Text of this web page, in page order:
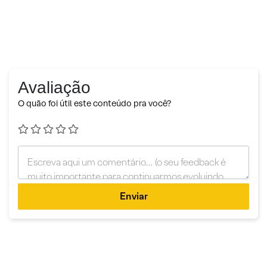
Avaliação
O quão foi útil este conteúdo pra você?
Enviar